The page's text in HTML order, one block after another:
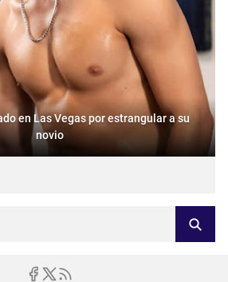
en Las Vegas por estrangular a su
novio